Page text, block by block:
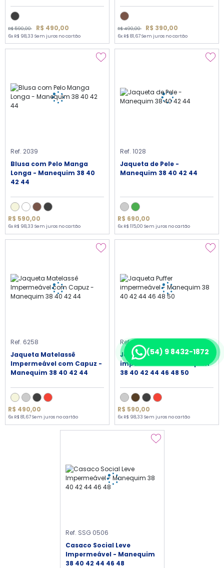
(54) 9 8432-1872
R$ 590,00 R$ 490,00
6x R$ 98,33 Sem juros no cartão
R$ 490,00 R$ 390,00
6x R$ 81,67 Sem juros no cartão
Ref. 2039
Blusa com Pelo Manga
Longa - Manequim 38 40
42 44
R$ 590,00
6x R$ 98,33 Sem juros no cartão
Ref. 1028
Jaqueta de Pele -
Manequim 38 40 42 44
R$ 690,00
6x R$ 115,00 Sem juros no cartão
Ref. 6258
Jaqueta Matelassê
Impermeável com Capuz -
Manequim 38 40 42 44
R$ 490,00
6x R$ 81,67 Sem juros no cartão
Ref. 6235
Jaqueta Puffer
impermeável - Manequim
38 40 42 44 46 48 50
R$ 590,00
6x R$ 98,33 Sem juros no cartão
Ref. SSG 0506
Casaco Social Leve
Impermeável - Manequim
38 40 42 44 46 48